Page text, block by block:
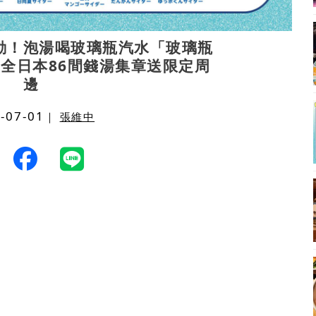
泡湯喝玻璃瓶汽水「玻璃瓶
日本86間錢湯集章送限定周
邊
07-01 ｜ 張維中